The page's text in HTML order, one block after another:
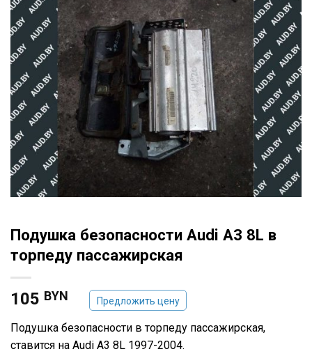
Подушка безопасности Audi A3 8L в
торпеду пассажирская
105 BYN Предложить цену
Подушка безопасности в торпеду пассажирская,
ставится на Audi A3 8L 1997-2004.